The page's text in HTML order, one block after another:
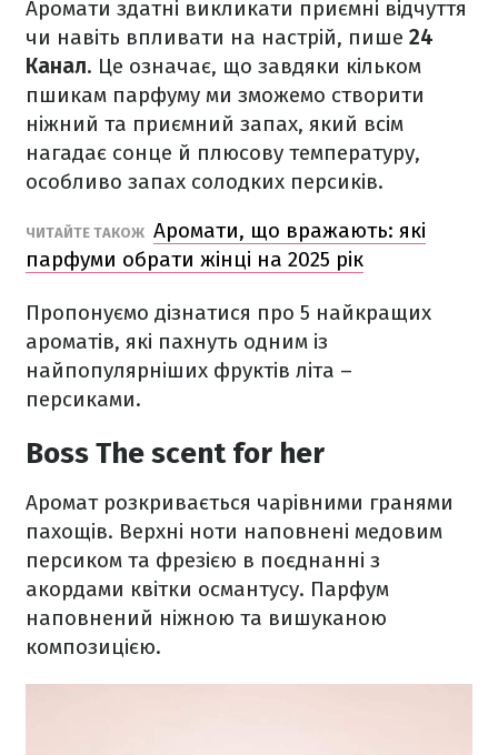
Аромати здатні викликати приємні відчуття
чи навіть впливати на настрій, пише 24
Канал. Це означає, що завдяки кільком
пшикам парфуму ми зможемо створити
ніжний та приємний запах, який всім
нагадає сонце й плюсову температуру,
особливо запах солодких персиків.
ЧИТАЙТЕ ТАКОЖ Аромати, що вражають: які
парфуми обрати жінці на 2025 рік
Пропонуємо дізнатися про 5 найкращих
ароматів, які пахнуть одним із
найпопулярніших фруктів літа –
персиками.
Boss The scent for her
Аромат розкривається чарівними гранями
пахощів. Верхні ноти наповнені медовим
персиком та фрезією в поєднанні з
акордами квітки османтусу. Парфум
наповнений ніжною та вишуканою
композицією.